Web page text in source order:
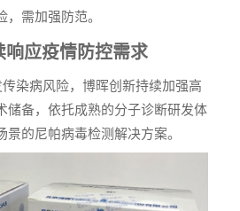
需加强防范。
响应疫情防控需求
染病风险，博晖创新持续加强高
储备，依托成熟的分子诊断研发体
景的尼帕病毒检测解决方案。